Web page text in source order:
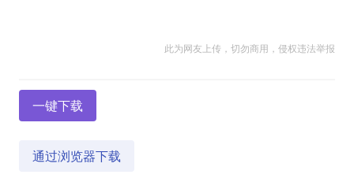
此为网友上传，切勿商用，侵权违法举报
一键下载
通过浏览器下载